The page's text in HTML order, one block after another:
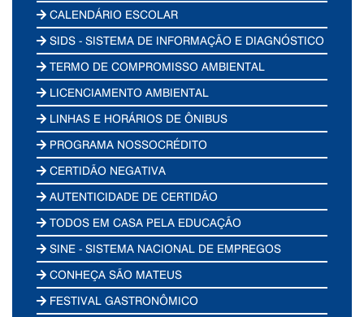
CALENDÁRIO ESCOLAR
SIDS - SISTEMA DE INFORMAÇÃO E DIAGNÓSTICO
TERMO DE COMPROMISSO AMBIENTAL
LICENCIAMENTO AMBIENTAL
LINHAS E HORÁRIOS DE ÔNIBUS
PROGRAMA NOSSOCRÉDITO
CERTIDÃO NEGATIVA
AUTENTICIDADE DE CERTIDÃO
TODOS EM CASA PELA EDUCAÇÃO
SINE - SISTEMA NACIONAL DE EMPREGOS
CONHEÇA SÃO MATEUS
FESTIVAL GASTRONÔMICO